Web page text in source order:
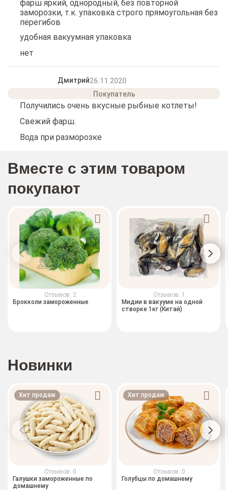
фарш яркий, однородный, без повторной
заморозки, т.к. упаковка строго прямоугольная без
перегибов
удобная вакуумная упаковка
нет
Дмитрий26.11.2020
Получились очень вкусные рыбные котлеты!
Свежий фарш.
Вода при разморозке
Вместе с этим товаром
покупают
Отзывов: 2
Брокколи замороженные
Отзывов: 1
Мидии в вакууме на одной
створке 1кг (Китай)
Новинки
Хит продаж
Отзывов: 0
Галушки замороженные по
домашнему
Хит продаж
Отзывов: 0
Голубцы по домашнему